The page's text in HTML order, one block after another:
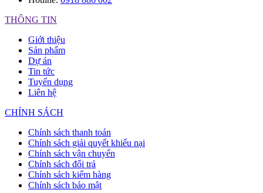
THÔNG TIN
Giới thiệu
Sản phẩm
Dự án
Tin tức
Tuyển dụng
Liên hệ
CHÍNH SÁCH
Chính sách thanh toán
Chính sách giải quyết khiếu nại
Chính sách vận chuyển
Chính sách đổi trả
Chính sách kiểm hàng
Chính sách bảo mật